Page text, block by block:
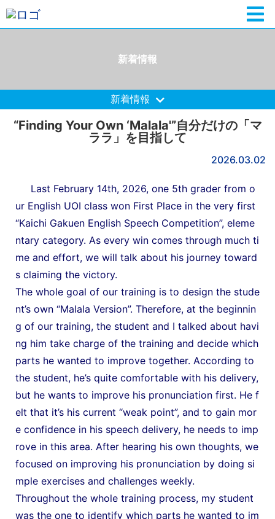
新着情報
新着情報
“Finding Your Own ‘Malala'”自分だけの「マ
ララ」を目指して
2026.03.02
Last February 14th, 2026, one 5th grader from o
ur English UOI class won First Place in the very first
“Kaichi Gakuen English Speech Competition”, eleme
ntary category. As every win comes through much ti
me and effort, we will talk about his journey toward
s claiming the victory.
The whole goal of our training is to design the stude
nt’s own “Malala Version”. Therefore, at the beginnin
g of our training, the student and I talked about havi
ng him take charge of the training and decide which
parts he wanted to improve together. According to
the student, he’s quite comfortable with his delivery,
but he wants to improve his pronunciation first. He f
elt that it’s his current “weak point”, and to gain mor
e confidence in his speech delivery, he needs to imp
rove in this area. After hearing his own thoughts, we
focused on improving his pronunciation by doing si
mple exercises and challenges weekly.
Throughout the whole training process, my student
was the one to identify which parts he wanted to im